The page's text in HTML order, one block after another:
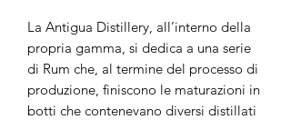
La Antigua Distillery, all’interno della
propria gamma, si dedica a una serie
di Rum che, al termine del processo di
produzione, finiscono le maturazioni in
botti che contenevano diversi distillati